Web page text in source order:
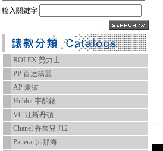
輸入關鍵字
ROLEX 勞力士
PP 百達翡麗
AP 愛彼
Hublot 宇舶錶
VC 江斯丹頓
Chanel 香奈兒 J12
Panerai 沛那海